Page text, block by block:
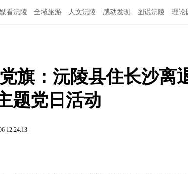
看沅陵 全域旅游 人文沅陵 感动发现 图说沅陵 理论
旗：沅陵县住长沙离
题党日活动
12:24:13